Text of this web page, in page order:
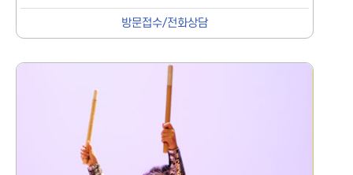
방문접수/전화상담